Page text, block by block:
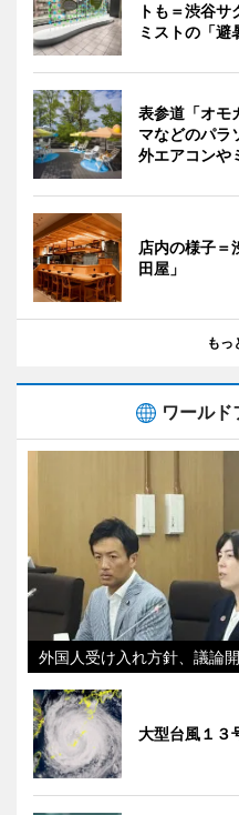
トも＝渋谷
ミストの「避
表参道「オモ
マなどのパラ
外エアコンや
店内の様子＝
田屋」
もっ
ワールド
外国人受け入れ方針、議論
大型台風１３